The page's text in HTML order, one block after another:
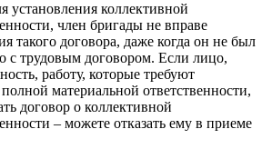
установления коллективной
член бригады не вправе
такого договора, даже когда он не был
с трудовым договором. Если лицо,
работу, которые требуют
материальной ответственности,
договор о коллективной
– можете отказать ему в приеме